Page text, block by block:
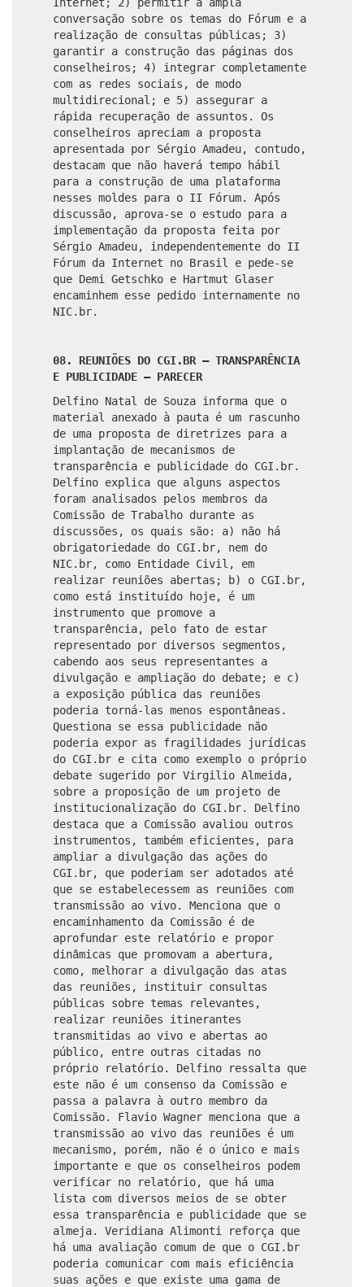
conversação sobre os temas do Fórum e a
realização de consultas públicas; 3)
garantir a construção das páginas dos
conselheiros; 4) integrar completamente
com as redes sociais, de modo
multidirecional; e 5) assegurar a
rápida recuperação de assuntos. Os
conselheiros apreciam a proposta
apresentada por Sérgio Amadeu, contudo,
destacam que não haverá tempo hábil
para a construção de uma plataforma
nesses moldes para o II Fórum. Após
discussão, aprova-se o estudo para a
implementação da proposta feita por
Sérgio Amadeu, independentemente do II
Fórum da Internet no Brasil e pede-se
que Demi Getschko e Hartmut Glaser
encaminhem esse pedido internamente no
NIC.br.
08. REUNIÕES DO CGI.BR – TRANSPARÊNCIA
E PUBLICIDADE – PARECER
Delfino Natal de Souza informa que o
material anexado à pauta é um rascunho
de uma proposta de diretrizes para a
implantação de mecanismos de
transparência e publicidade do CGI.br.
Delfino explica que alguns aspectos
foram analisados pelos membros da
Comissão de Trabalho durante as
discussões, os quais são: a) não há
obrigatoriedade do CGI.br, nem do
NIC.br, como Entidade Civil, em
realizar reuniões abertas; b) o CGI.br,
como está instituído hoje, é um
instrumento que promove a
transparência, pelo fato de estar
representado por diversos segmentos,
cabendo aos seus representantes a
divulgação e ampliação do debate; e c)
a exposição pública das reuniões
poderia torná-las menos espontâneas.
Questiona se essa publicidade não
poderia expor as fragilidades jurídicas
do CGI.br e cita como exemplo o próprio
debate sugerido por Virgilio Almeida,
sobre a proposição de um projeto de
institucionalização do CGI.br. Delfino
destaca que a Comissão avaliou outros
instrumentos, também eficientes, para
ampliar a divulgação das ações do
CGI.br, que poderiam ser adotados até
que se estabelecessem as reuniões com
transmissão ao vivo. Menciona que o
encaminhamento da Comissão é de
aprofundar este relatório e propor
dinâmicas que promovam a abertura,
como, melhorar a divulgação das atas
das reuniões, instituir consultas
públicas sobre temas relevantes,
realizar reuniões itinerantes
transmitidas ao vivo e abertas ao
público, entre outras citadas no
próprio relatório. Delfino ressalta que
este não é um consenso da Comissão e
passa a palavra à outro membro da
Comissão. Flavio Wagner menciona que a
transmissão ao vivo das reuniões é um
mecanismo, porém, não é o único e mais
importante e que os conselheiros podem
verificar no relatório, que há uma
lista com diversos meios de se obter
essa transparência e publicidade que se
almeja. Veridiana Alimonti reforça que
há uma avaliação comum de que o CGI.br
poderia comunicar com mais eficiência
suas ações e que existe uma gama de